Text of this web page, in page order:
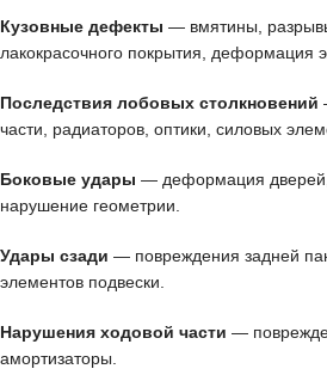
Кузовные дефекты — вмятины,
лакокрасочного покрытия, деформация
Последствия лобовых столкновений
части, радиаторов, оптики, силовых
Боковые удары — деформация дверей,
нарушение геометрии.
Удары сзади — повреждения задней
элементов подвески.
Нарушения ходовой части —
амортизаторы.